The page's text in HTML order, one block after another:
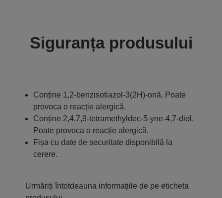
Siguranța produsului
Conține 1,2-benzisotiazol-3(2H)-onă. Poate
provoca o reacție alergică.
Conține 2,4,7,9-tetramethyldec-5-yne-4,7-diol.
Poate provoca o reacție alergică.
Fișa cu date de securitate disponibilă la
cerere.
Urmăriți întotdeauna informațiile de pe eticheta